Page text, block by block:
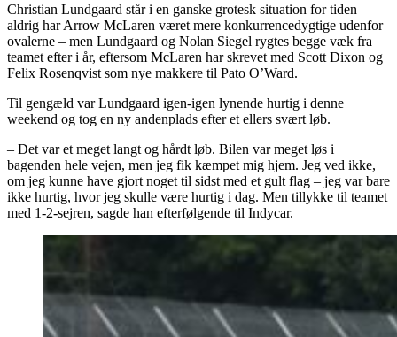
Christian Lundgaard står i en ganske grotesk situation for tiden –
aldrig har Arrow McLaren været mere konkurrencedygtige udenfor
ovalerne – men Lundgaard og Nolan Siegel rygtes begge væk fra
teamet efter i år, eftersom McLaren har skrevet med Scott Dixon og
Felix Rosenqvist som nye makkere til Pato O’Ward.
Til gengæld var Lundgaard igen-igen lynende hurtig i denne
weekend og tog en ny andenplads efter et ellers svært løb.
– Det var et meget langt og hårdt løb. Bilen var meget løs i
bagenden hele vejen, men jeg fik kæmpet mig hjem. Jeg ved ikke,
om jeg kunne have gjort noget til sidst med et gult flag – jeg var bare
ikke hurtig, hvor jeg skulle være hurtig i dag. Men tillykke til teamet
med 1-2-sejren, sagde han efterfølgende til Indycar.